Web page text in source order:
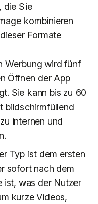
die Sie
kombinieren
Formate
Werbung wird fünf
Öffnen der App
Sie kann bis zu 60
bildschirmfüllend
internen und
Typ ist dem ersten
sofort nach dem
ist, was der Nutzer
kurze Videos,